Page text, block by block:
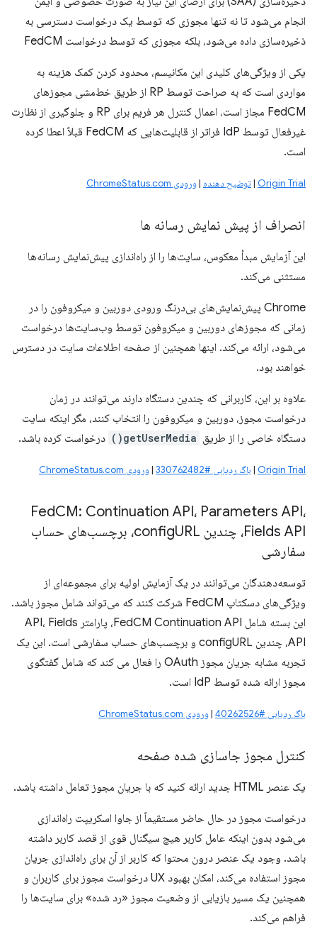
انجام می‌شود تا نه تنها مجوزی که توسط یک درخواست دسترسی به
ذخیره‌سازی داده می‌شود، بلکه مجوزی که توسط درخواست FedCM
یکی از ویژگی‌های کلیدی این مکانیسم، محدود کردن کمک هزینه به
مواردی است که به صراحت توسط RP از طریق خط‌مشی مجوزهای
FedCM مجاز است، اعمال کنترل هر فریم برای RP و جلوگیری از نظارت
غیرفعال توسط IdP فراتر از قابلیت‌هایی که FedCM قبلاً اعطا کرده
است.
Origin Trial
|توضیح دهنده |ورودی ChromeStatus.com
انصراف از پیش نمایش رسانه ها
این آزمایش مبدأ معکوس، سایت‌ها را از راه‌اندازی پیش‌نمایش رسانه‌ها
مستثنی می‌کند.
Chrome پیش‌نمایش‌های بی‌درنگ ورودی دوربین و میکروفون را در
زمانی که مجوزهای دوربین و میکروفون توسط وب‌سایت‌ها درخواست
می‌شود، ارائه می‌کند. اینها همچنین از صفحه اطلاعات سایت در دسترس
خواهند بود.
علاوه بر این، کاربرانی که چندین دستگاه دارند می‌توانند در زمان
درخواست مجوز، دوربین و میکروفون را انتخاب کنند، مگر اینکه سایت
دستگاه خاصی را از طریق getUserMedia() درخواست کرده باشد.
Origin Trial
| باگ ردیابی #330762482 |ورودی ChromeStatus.com
FedCM: Continuation API، Parameters API،
Fields API، چندین config
URL، برچسب‌های حساب
سفارشی
توسعه‌دهندگان می‌توانند در یک آزمایش اولیه برای مجموعه‌ای از
ویژگی‌های دسکتاپ FedCM شرکت کنند که می‌تواند شامل مجوز باشد.
این بسته شامل FedCM Continuation API، پارامتر API، Fields
API، چندین configURL و برچسب‌های حساب سفارشی است. این یک
تجربه مشابه جریان مجوز OAuth را فعال می کند که شامل گفتگوی
مجوز ارائه شده توسط IdP است.
باگ ردیابی #40262526 |ورودی ChromeStatus.com
کنترل مجوز جاسازی شده صفحه
یک عنصر HTML جدید ارائه کنید که با جریان مجوز تعامل داشته باشد.
درخواست مجوز در حال حاضر مستقیماً از جاوا اسکریپت راه‌اندازی
می‌شود بدون اینکه عامل کاربر هیچ سیگنال قوی از قصد کاربر داشته
باشد. وجود یک عنصر درون محتوا که کاربر از آن برای راه‌اندازی جریان
مجوز استفاده می‌کند، امکان بهبود UX درخواست مجوز برای کاربران و
همچنین یک مسیر بازیابی از وضعیت مجوز «رد شده» برای سایت‌ها را
فراهم می‌کند.